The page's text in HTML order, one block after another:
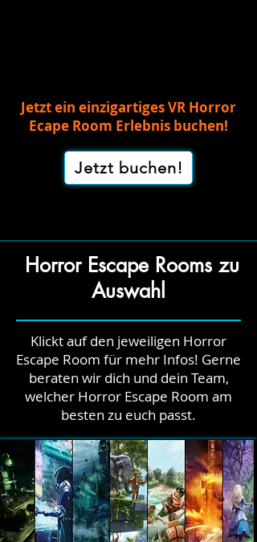
Jetzt ein einzigartiges VR Horror
Ecape Room Erlebnis buchen!
Jetzt buchen!
Horror Escape Rooms zu
Auswahl
Klickt auf den jeweiligen Horror
Escape Room für mehr Infos! Gerne
beraten wir dich und dein Team,
welcher Horror Escape Room am
besten zu euch passt.